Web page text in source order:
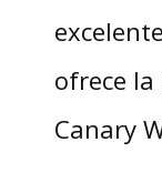
ofrece la
Canary